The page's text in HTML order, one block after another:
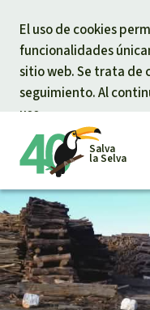
El uso de cookies
funcionalidades
sitio web. Se trata de
seguimiento. Al
uso.
Salva
la Selva
Tu